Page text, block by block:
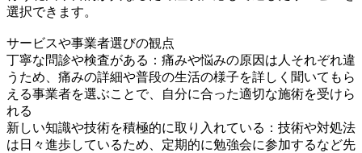
選択できます。
サービスや事業者選びの観点
丁寧な問診や検査がある：痛みや悩みの原因は人それぞれ違
うため、痛みの詳細や普段の生活の様子を詳しく聞いてもら
える事業者を選ぶことで、自分に合った適切な施術を受けら
れる
新しい知識や技術を積極的に取り入れている：技術や対処法
は日々進歩しているため、定期的に勉強会に参加するなど先